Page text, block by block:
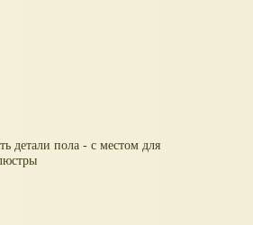
детали пола - с местом для